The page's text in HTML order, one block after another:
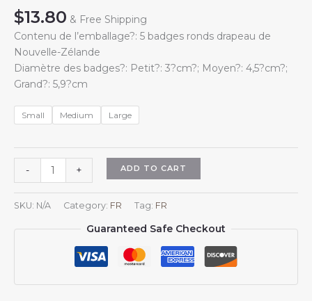
$13.80 & Free Shipping
Contenu de l’emballage?: 5 badges ronds drapeau de
Nouvelle-Zélande
Diamètre des badges?: Petit?: 3?cm?; Moyen?: 4,5?cm?;
Grand?: 5,9?cm
Small Medium Large
-
de
5
badges
ronds
+ ADD TO CART
SKU: N/A Category: FR Tag: FR
Guaranteed Safe Checkout